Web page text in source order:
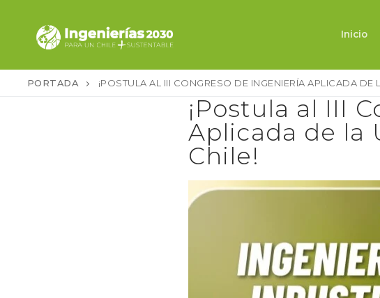
contenido
Inicio
PORTADA ¡POSTULA AL III CONGRESO DE INGENIERÍA APLICADA
¡Postula al III
Aplicada de la
Chile!